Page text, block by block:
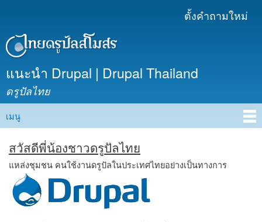
เนื้อหา
ตั้งคำถามใหม่
แนะนำ Drupal | Drupal Thailand
ดรูปัลไทย
Main menu
เมนู
สวัสดีพี่น้องชาวดรูปัลไทย
แหล่งชุมชน คนใช้งานดรูปัลในประเทศไทยอย่างเป็นทางการ